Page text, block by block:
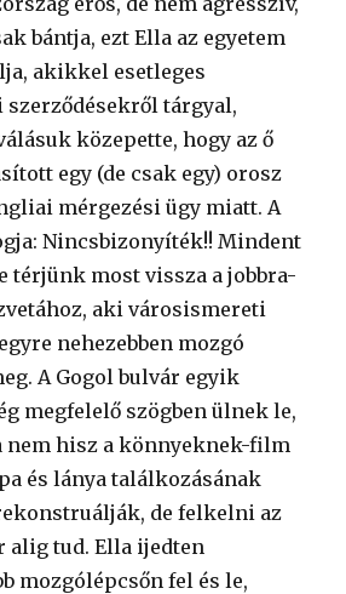
bántja, ezt Ella az egyetem
akikkel esetleges
szerződésekről tárgyal,
közepette, hogy az ő
egy (de csak egy) orosz
mérgezési ügy miatt. A
Nincsbizonyíték!! Mindent
térjünk most vissza a jobbra-
aki városismereti
nehezebben mozgó
A Gogol bulvár egyik
megfelelő szögben ülnek le,
nem hisz a könnyeknek-film
és lánya találkozásának
de felkelni az
alig tud. Ella ijedten
mozgólépcsőn fel és le,